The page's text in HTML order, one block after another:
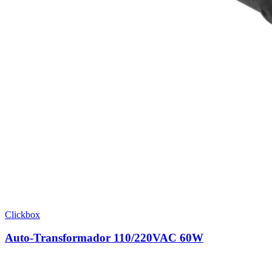
Clickbox
Auto-Transformador 110/220VAC 60W